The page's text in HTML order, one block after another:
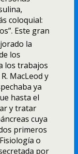
coloquial:
Este gran
la
los
los trabajos
MacLeod y
ya
hasta el
y tratar
cuya
primeros
o
por